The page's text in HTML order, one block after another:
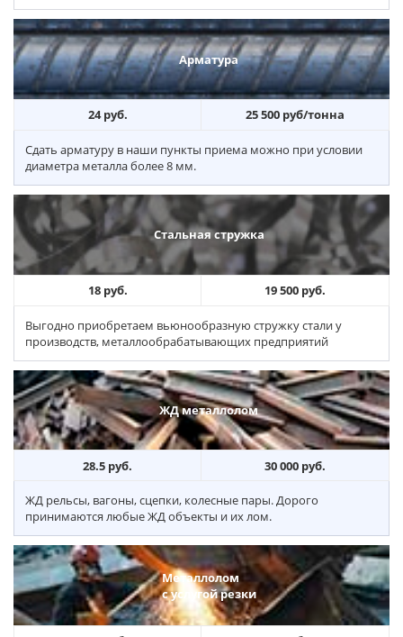
Арматура
24 руб. 25 500 руб/тонна
Сдать арматуру в наши пункты приема можно при условии
диаметра металла более 8 мм.
Стальная стружка
18 руб. 19 500 руб.
Выгодно приобретаем вьюнообразную стружку стали у
производств, металлообрабатывающих предприятий
ЖД металлолом
28.5 руб. 30 000 руб.
ЖД рельсы, вагоны, сцепки, колесные пары. Дорого
принимаются любые ЖД объекты и их лом.
Металлолом
с услугой резки